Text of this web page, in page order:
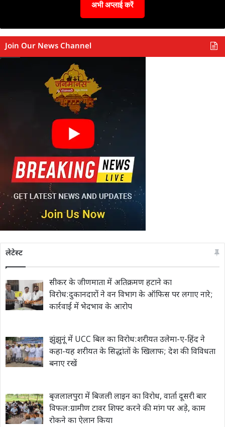
अभी अप्लाई करें
Join Our News Channel
लेटेस्ट
सीकर के जीणमाता में अतिक्रमण हटाने का
विरोध:दुकानदारों ने वन विभाग के ऑफिस पर लगाए नारे;
कार्रवाई में भेदभाव के आरोप
झुंझुनूं में UCC बिल का विरोध:शरीयत उलेमा-ए-हिंद ने
कहा-यह शरीयत के सिद्धांतों के खिलाफ; देश की विविधता
बनाए रखें
बृजलालपुरा में बिजली लाइन का विरोध, वार्ता दूसरी बार
विफल:ग्रामीण टावर शिफ्ट करने की मांग पर अड़े, काम
रोकने का ऐलान किया